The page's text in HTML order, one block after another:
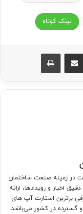
لینک کوتاه
اشتراک گذاری از طریق ایمیل چاپ
در زمینه صنعت ساختمان
اخبار و رویدادها، ارائه
برترین استارت آپ های
گسترده در کشور می‌باشد.